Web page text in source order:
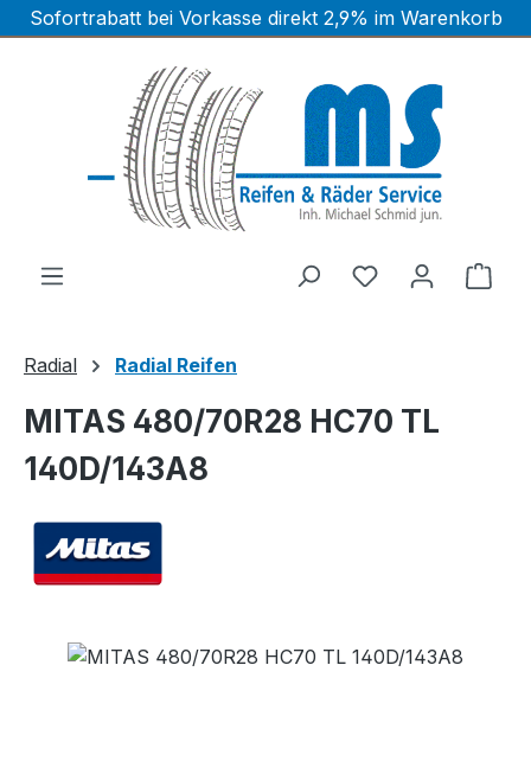
Zum Hauptinhalt springen
Sofortrabatt bei Vorkasse direkt 2,9% im Warenkorb
Radial Radial Reifen
MITAS 480/70R28 HC70 TL
140D/143A8
Bildergalerie überspringen